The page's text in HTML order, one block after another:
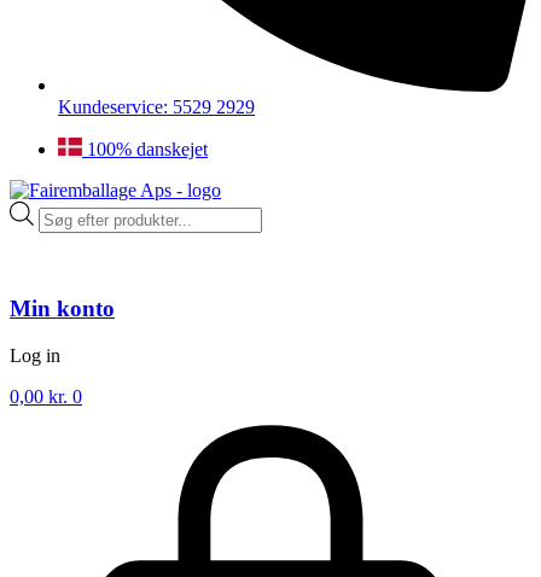
Kundeservice: 5529 2929
100% danskejet
Products
search
Min konto
Log in
0,00 kr. 0